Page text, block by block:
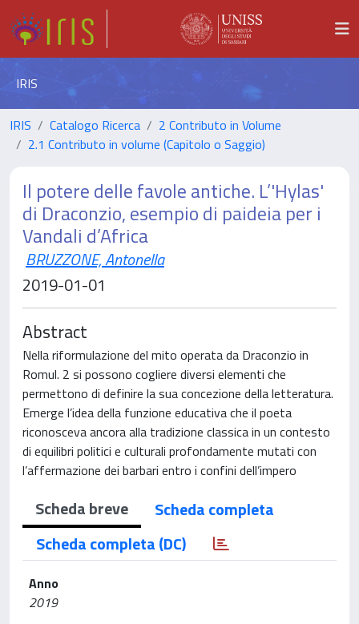
IRIS
IRIS Catalogo Ricerca
2 Contributo in Volume
2.1 Contributo in volume (Capitolo o Saggio)
Il potere delle favole antiche. L’'Hylas'
di Draconzio, esempio di paideia per i
Vandali d’Africa
BRUZZONE, Antonella
2019-01-01
Abstract
Nella riformulazione del mito operata da Draconzio in
Romul. 2 si possono cogliere diversi elementi che
permettono di definire la sua concezione della letteratura.
Emerge l’idea della funzione educativa che il poeta
riconosceva ancora alla tradizione classica in un contesto
di equilibri politici e culturali profondamente mutati con
l’affermazione dei barbari entro i confini dell’impero
Scheda breve
Scheda completa
Scheda completa (DC)
Anno
2019